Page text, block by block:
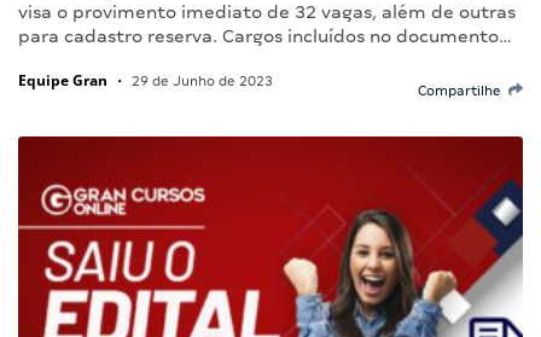
visa o provimento imediato de 32 vagas, além de outras
para cadastro reserva. Cargos incluídos no documento…
Equipe Gran • 29 de Junho de 2023
Compartilhe